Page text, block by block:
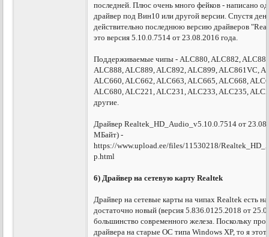
последней. Плюс очень много фейков - написано
драйвер под Вин10 или другой версии. Спустя
действительно последнюю версию драйверов
это версия 5.10.0.7514 от 23.08.2016 года.
Поддерживаемые чипы - ALC880, ALC882,
ALC888, ALC889, ALC892, ALC899, ALC861VC,
ALC660, ALC662, ALC663, ALC665, ALC668,
ALC680, ALC221, ALC231, ALC233, ALC235,
другие.
Драйвер Realtek_HD_Audio_v5.10.0.7514 от
МБайт) -
https://www.upload.ee/files/11530218/
p.html
6) Драйвер на сетевую карту Realtek
Драйвер на сетевые карты на чипах Realtek есть
достаточно новый (версия 5.836.0125.2018 от
большинство современного железа. Поскольку
драйвера на старые ОС типа Windows XP, то я